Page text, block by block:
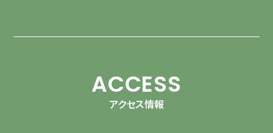
ACCESS
アクセス情報